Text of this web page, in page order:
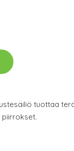
tuottaa
piirrokset.